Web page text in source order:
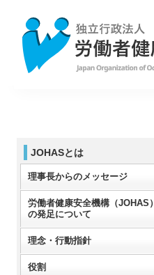
JOHASとは
理事長からのメッセージ
労働者健康安全機構（JOHAS）
の発足について
理念・行動指針
役割